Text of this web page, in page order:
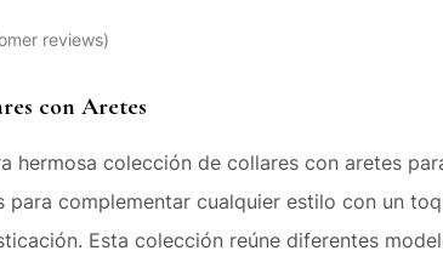
reviews
con Aretes
hermosa colección de collares con aretes
para complementar cualquier estilo con un
Esta colección reúne diferentes